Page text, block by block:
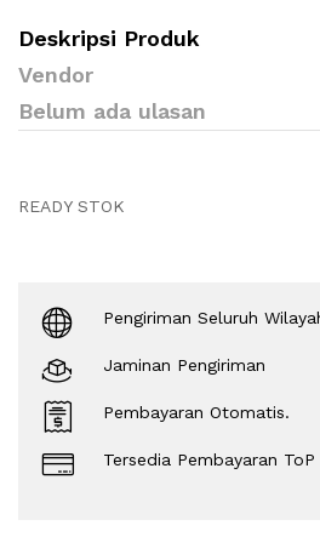
Deskripsi Produk
Vendor
Belum ada ulasan
READY STOK
Pengiriman Seluruh
Jaminan Pengiriman
Pembayaran Otomatis.
Tersedia Pembayaran ToP